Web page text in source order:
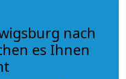
nach
es Ihnen